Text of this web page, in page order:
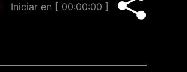
Iniciar en [ 00:00:00 ]